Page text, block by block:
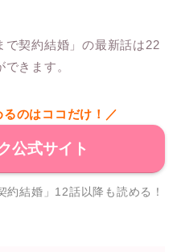
で契約結婚」の最新話は22
きます。
のはココだけ！／
公式サイト
結婚」12話以降も読める！